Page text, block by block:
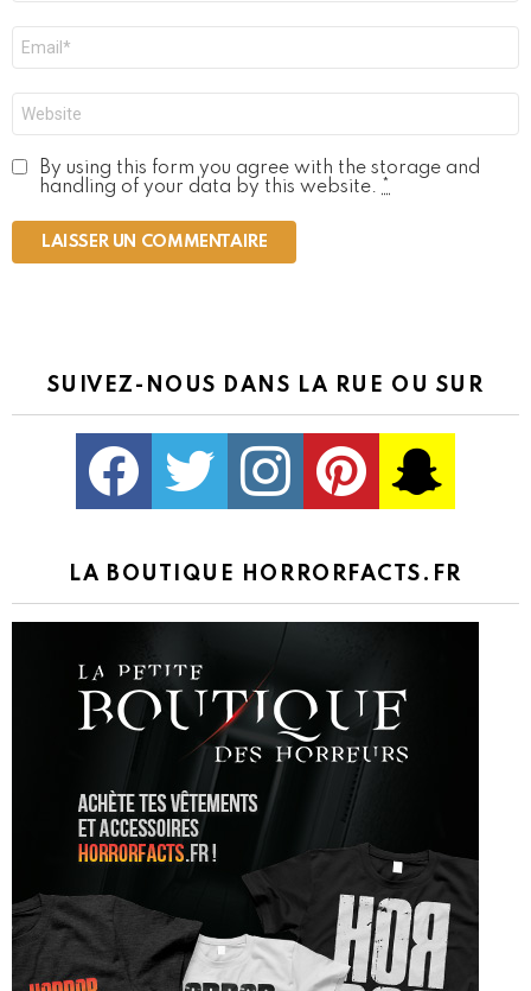
mail
*
web
By using this form you agree with the storage and
handling of your data by this website.
SUIVEZ-NOUS DANS LA RUE OU SUR
Facebook Twitter Instagram Pinterest kljlkjlkj
LA BOUTIQUE HORRORFACTS.FR